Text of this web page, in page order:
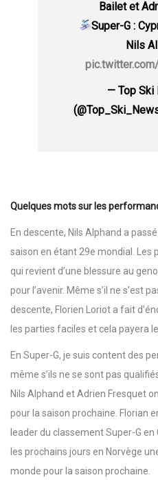
Bailet et
Super-G :
Nils
— Top Ski
Quelques mots sur les
En descente, Nils Alphand a
saison en étant 29e mondial. Les
qui revient d’une blessure au
pour l’avenir. Même s’il ne s’est
descente, Florien Loriot a fait
les parties faciles et cela payera
En Super-G, je suis content des
même s’ils ne se sont pas
Nils Alphand et Adrien Fresquet
pour la saison prochaine. Florian
leader du classement Super-G
les prochains jours en Norvège
monde pour la saison prochaine.